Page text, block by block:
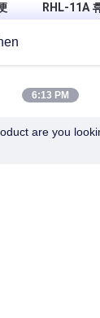
RHL-11A
6:13 PM
are you